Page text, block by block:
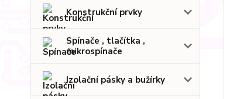
Konstrukční prvky
Spínače , tlačítka ,
mikrospínače
Izolační pásky a bužírky